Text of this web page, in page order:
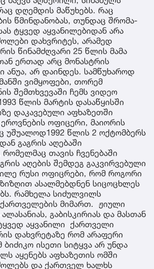
დღემდის მაწუხებს. რაც
წმინდანობას, თუნდაც შრომა-
ტყვედ აყვანილებიდან არა
დახვრიტეს, არამედ
წინამძღვარი 25 წლის მამა
ერთად არც მონასტრის
ანუა, არ დაინდეს. სამწუხაროდ
ვიმყოფები, თორემ
შემთხვევაში ჩემს ვიდეო
წლის მარტის დასაწყისში
დაკავებული აფხაზეთში
ოფიცერი, მაიორის
უშუალოდ1992 წლის 2 ოქტომბერს
გაგრის აღებაში
თავის ჩვენებაში
აღების შემდეგ გაკვირვებული
რუსი ოფიცრები, რომ როგორი
ასალმებდნენ სიცოცხლეს
რამხელა სიძულვილს
ქართველების მიმართ. ჟიული
ალასანიას, გაბისკირიას და მასთან
აყვანილი ქართველი
დახვრეტაზე რომ არაფერი
ისეთი სიტყვა არ უნდა
აყენებს აფხაზეთის ომში
და ქართველ ხალხს